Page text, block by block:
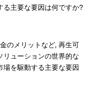
る主要な要因は何ですか?
のメリットなど, 再生可
ューションの世界的な
場を駆動する主要な要因